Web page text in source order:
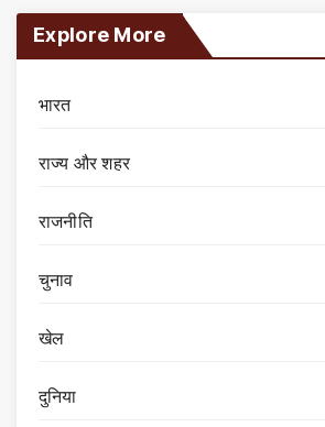
Explore More
भारत
राज्य और शहर
राजनीति
चुनाव
खेल
दुनिया